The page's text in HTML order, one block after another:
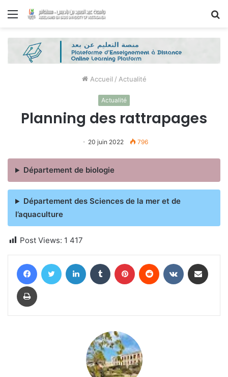
Menu
Accueil / Actualité
Actualité
Planning des rattrapages
20 juin 2022 796
Département de biologie
Département des Sciences de la mer et de
l’aquaculture
Post Views: 1 417
FacebookTwitter Linkedin Tumblr Pinterest Reddit VKontakte
Imprimer